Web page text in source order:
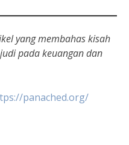
yang membahas kisah
pada keuangan dan
panached.org/